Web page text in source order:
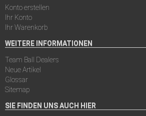
Konto erstellen
Ihr Konto
Ihr Warenkorb
WEITERE INFORMATIONEN
Team Ball Dealers
Neue Artikel
Glossar
Sitemap
SIE FINDEN UNS AUCH HIER